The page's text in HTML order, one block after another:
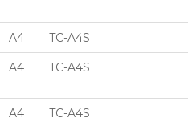
A4 TC-A4S
A4 TC-A4S
A4 TC-A4S